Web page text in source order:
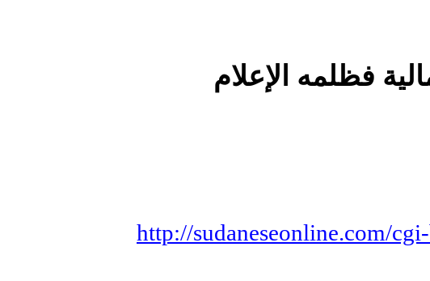
فظلمه الإعلام
http://sudaneseonline.com/